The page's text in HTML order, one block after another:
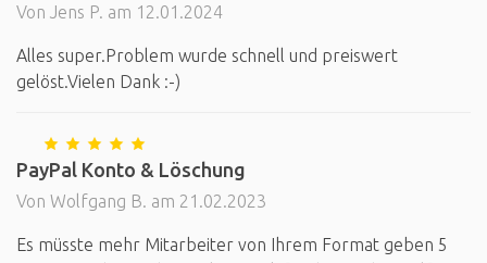
Von Jens P. am 12.01.2024
Alles super.Problem wurde schnell und preiswert
gelöst.Vielen Dank :-)
PayPal Konto & Löschung
Von Wolfgang B. am 21.02.2023
Es müsste mehr Mitarbeiter von Ihrem Format geben 5